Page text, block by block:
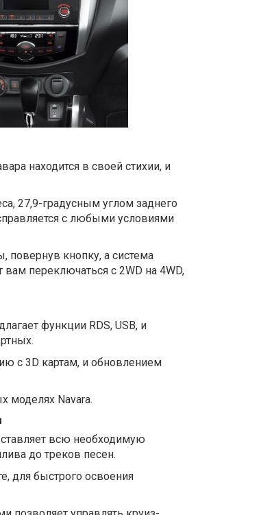
находится в своей стихии, и
27,9-градусным углом заднего
с любыми условиями
кнопку, а система
переключаться с 2WD на 4WD,
функции RDS, USB, и
с 3D картам, и обновлением
моделях Navara.
всю необходимую
до треков песен.
для быстрого освоения